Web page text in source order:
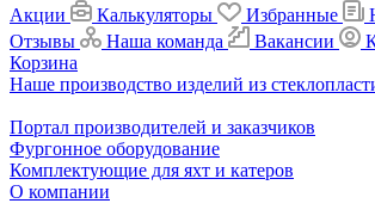
Акции
Калькуляторы Избранные
Отзывы
Наша команда Вакансии
Корзина
Наше производство изделий из
Портал производителей и заказчиков
Фургонное оборудование
Комплектующие для яхт и катеров
О компании